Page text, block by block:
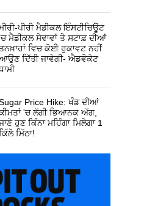
ਪੀਰੀ ਮੈਡੀਕਲ ਇੰਸਟੀਚਿਊਟ
ਮੈਡੀਕਲ ਸੇਵਾਵਾਂ ਤੇ ਸਟਾਫ਼ ਦੀਆਂ
ਵਿਚ ਕੋਈ ਰੁਕਾਵਟ ਨਹੀਂ
ਦਿੱਤੀ ਜਾਵੇਗੀ- ਐਡਵੋਕੇਟ
Price Hike: ਖੰਡ ਦੀਆਂ
'ਚ ਲੱਗੀ ਭਿਆਨਕ ਅੱਗ,
ਹੁਣ ਕਿੰਨਾ ਮਹਿੰਗਾ ਮਿਲੇਗਾ 1
ਮਿੱਠਾ!